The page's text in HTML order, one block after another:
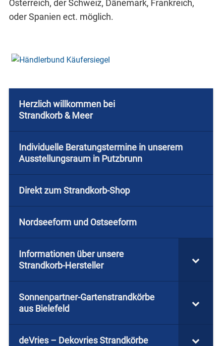
Herzlich willkommen bei
Strandkorb & Meer
Individuelle Beratungstermine in unserem
Ausstellungsraum in Putzbrunn
Direkt zum Strandkorb-Shop
Nordseeform und Ostseeform
Informationen über unsere
Strandkorb-Hersteller
Sonnenpartner-Gartenstrandkörbe
aus Bielefeld
deVries – Dekovries Strandkörbe
Österreich, der Schweiz, Dänemark, Frankreich,
oder Spanien ect. möglich.